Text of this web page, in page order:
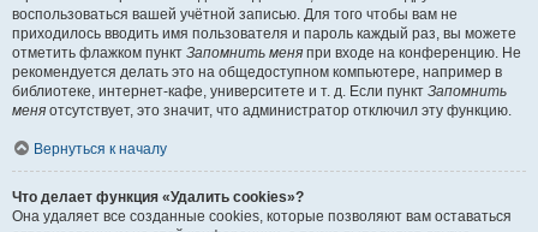
воспользоваться вашей учётной записью. Для того чтобы вам не
приходилось вводить имя пользователя и пароль каждый раз, вы можете
отметить флажком пункт Запомнить меня при входе на конференцию. Не
рекомендуется делать это на общедоступном компьютере, например в
библиотеке, интернет-кафе, университете и т. д. Если пункт Запомнить
меня отсутствует, это значит, что администратор отключил эту функцию.
Вернуться к началу
Что делает функция «Удалить cookies»?
Она удаляет все созданные cookies, которые позволяют вам оставаться